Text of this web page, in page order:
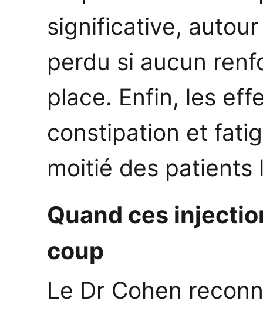
significative,
perdu si aucun
place. Enfin, les
constipation et
moitié des patients
Quand ces
coup
Le Dr Cohen